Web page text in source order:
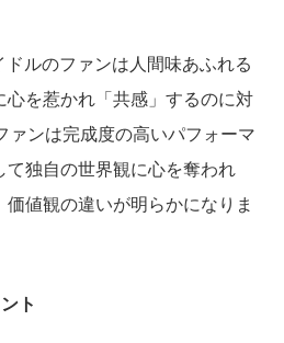
ルのファンは人間味あふれる
心を惹かれ「共感」するのに対
ァンは完成度の高いパフォーマ
て独自の世界観に心を奪われ
価値観の違いが明らかになりま
ト